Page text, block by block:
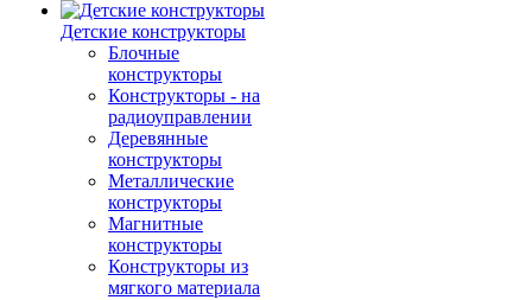
Детские конструкторы
Блочные
конструкторы
Конструкторы - на
радиоуправлении
Деревянные
конструкторы
Металлические
конструкторы
Магнитные
конструкторы
Конструкторы из
мягкого материала